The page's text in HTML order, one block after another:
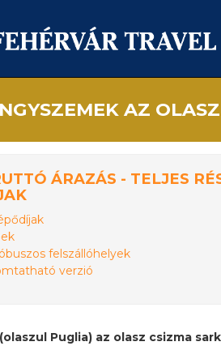
AZ
ÁRAZÁS - TELJES
felszállóhelyek
verzió
Puglia) az olasz csizma